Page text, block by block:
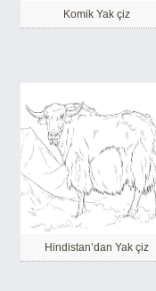
Komik Yak çiz
Hindistan’dan Yak çiz